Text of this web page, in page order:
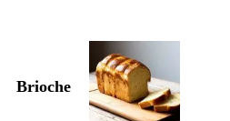
Brioche